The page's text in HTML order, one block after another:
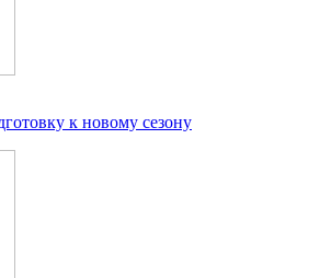
к новому сезону